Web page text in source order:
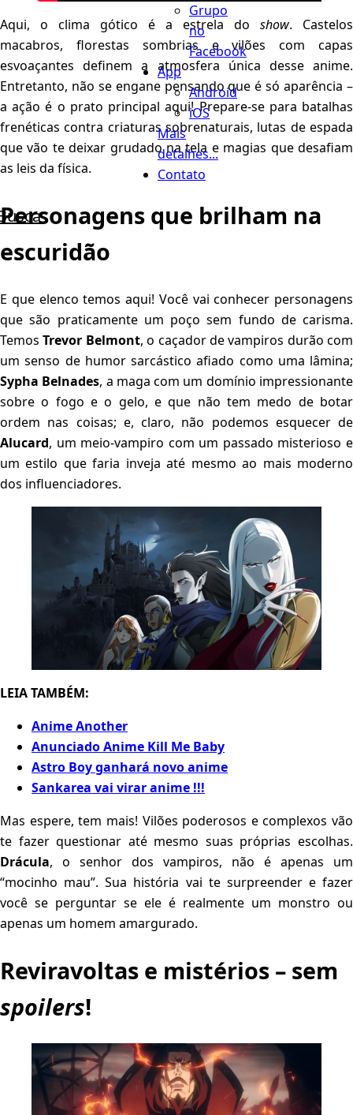
Grupo
no
Facebook
App
Android
iOS
Mais
detalhes...
Contato
Aqui, o clima gótico é a estrela do show. Castelos
macabros, florestas sombrias e vilões com capas
esvoaçantes definem a atmosfera única desse anime.
Entretanto, não se engane pensando que é só aparência –
a ação é o prato principal aqui! Prepare-se para batalhas
frenéticas contra criaturas sobrenaturais, lutas de espada
que vão te deixar grudado na tela e magias que desafiam
as leis da física.
Personagens que brilham na
escuridão
E que elenco temos aqui! Você vai conhecer personagens
que são praticamente um poço sem fundo de carisma.
TemosTrevor Belmont, o caçador de vampiros durão com
um senso de humor sarcástico afiado como uma lâmina;
Sypha Belnades, a maga com um domínio impressionante
sobre o fogo e o gelo, e que não tem medo de botar
ordem nas coisas; e, claro, não podemos esquecer de
Alucard, um meio-vampiro com um passado misterioso e
um estilo que faria inveja até mesmo ao mais moderno
dos influenciadores.
LEIA TAMBÉM:
Anime Another
Anunciado Anime Kill Me Baby
Astro Boy ganhará novo anime
Sankarea vai virar anime !!!
Mas espere, tem mais! Vilões poderosos e complexos vão
te fazer questionar até mesmo suas próprias escolhas.
Drácula, o senhor dos vampiros, não é apenas um
“mocinho mau”. Sua história vai te surpreender e fazer
você se perguntar se ele é realmente um monstro ou
apenas um homem amargurado.
Reviravoltas e mistérios – sem
spoilers!